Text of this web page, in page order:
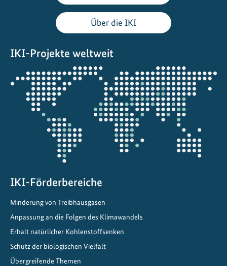
Über die IKI
IKI-Projekte weltweit
Öffnet
die
Projektkarte
IKI-Förderbereiche
Minderung von Treibhausgasen
Anpassung an die Folgen des Klimawandels
Erhalt natürlicher Kohlenstoffsenken
Schutz der biologischen Vielfalt
Übergreifende Themen